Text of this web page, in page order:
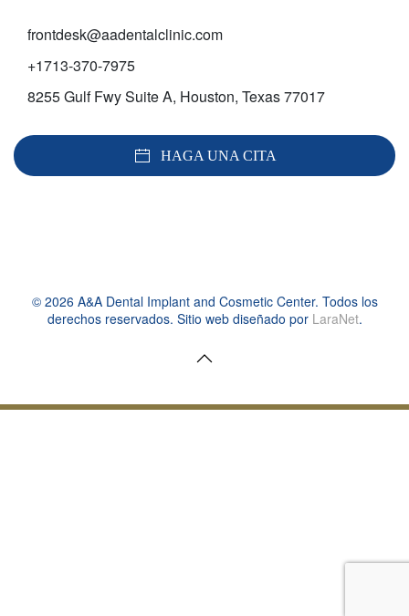
frontdesk@aadentalclinic.com
+1713-370-7975
8255 Gulf Fwy Suite A, Houston, Texas 77017
HAGA UNA CITA
© 2026 A&A Dental Implant and Cosmetic Center. Todos los
derechos reservados. Sitio web diseñado por LaraNet.